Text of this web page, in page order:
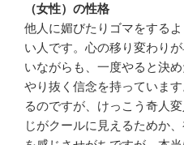
（女性）の性格
他人に媚びたりゴマをする
い人です。心の移り変わり
いながらも、一度やると決
やり抜く信念を持っていま
るのですが、けっこう奇人
じがクールに見えるためか